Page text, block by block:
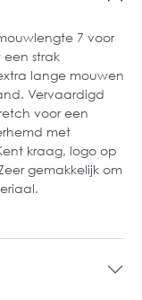
7 voor
strak
lange mouwen
Vervaardigd
voor een
met
kraag, logo op
gemakkelijk om